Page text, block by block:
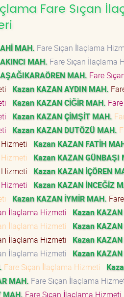
Fare Sıçan
MAH. Fare Sıçan İlaçlama
MAH. Fare Sıçan İlaçlama
MAH. Fare
Kazan KAZAN AYDIN MAH.
Kazan KAZAN CİĞİR MAH.
Kazan KAZAN ÇİMŞİT MAH.
Kazan KAZAN DUTÖZÜ MAH.
Kazan KAZAN FATİH
Kazan KAZAN GÜNBAŞI
Kazan KAZAN İÇÖREN
Kazan KAZAN İNCEĞİZ
Kazan KAZAN İYMİR MAH.
İlaçlama Hizmeti Kazan
İlaçlama Hizmeti Kazan
İlaçlama Hizmeti Kazan
İlaçlama Hizmeti Kazan
Fare Sıçan İlaçlama Hizmeti
MAH. Fare Sıçan İlaçlama
MAH. Fare Sıçan İlaçlama Hizmeti